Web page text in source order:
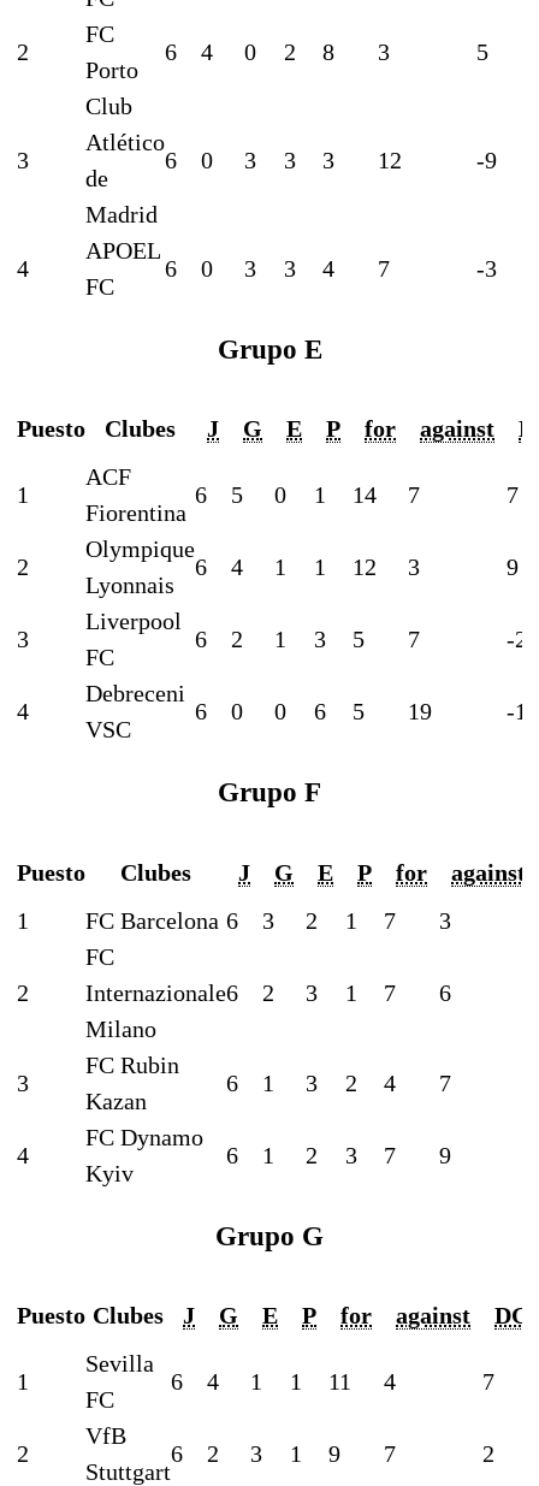
2
FC
Porto
6 4 0 2 8 3 5
3
Club
Atlético
de
Madrid
6 0 3 3 3 12 -9
4
APOEL
FC
6 0 3 3 4 7 -3
Grupo E
Puesto Clubes J G E P for against
1
ACF
Fiorentina
6 5 0 1 14 7 7
2
Olympique
Lyonnais
6 4 1 1 12 3 9
3
Liverpool
FC
6 2 1 3 5 7 -2
4
Debreceni
VSC
6 0 0 6 5 19 -14
Grupo F
Puesto Clubes J G E P for
against
1
FC Barcelona 6 3 2 1 7 3
2
FC
Internazionale
Milano
6 2 3 1 7 6
3
FC Rubin
Kazan
6 1 3 2 4 7
4
FC Dynamo
Kyiv
6 1 2 3 7 9
Grupo G
Puesto Clubes J G E P for against DG
1
Sevilla
FC
6 4 1 1 11 4 7
2
VfB
Stuttgart
6 2 3 1 9 7 2